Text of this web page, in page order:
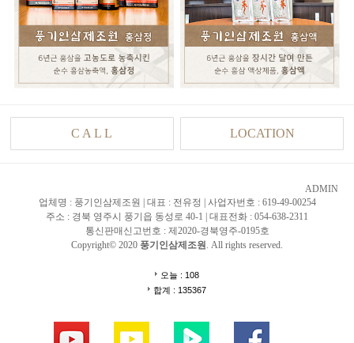
C A L L LOCATION
ADMIN
업체명 : 풍기인삼제조원 | 대표 : 전유정 | 사업자번호 : 619-49-00254
주소 : 경북 영주시 풍기읍 동성로 40-1 | 대표전화 : 054-638-2311
통신판매신고번호 : 제2020-경북영주-0195호
Copyright© 2020 풍기인삼제조원. All rights reserved.
오늘 : 108
합계 : 135367